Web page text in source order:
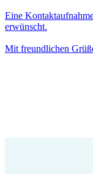
Eine
erwünscht.
Mit freundlichen